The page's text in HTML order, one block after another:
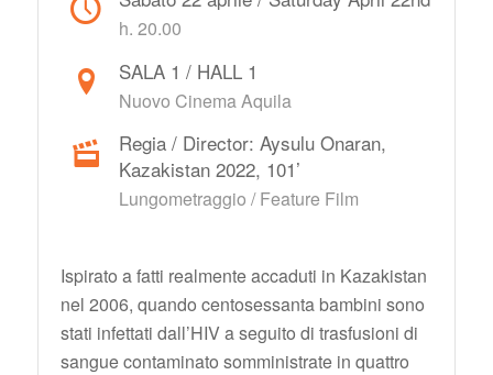
h. 20.00
SALA 1 / HALL 1
Nuovo Cinema Aquila
Regia / Director: Aysulu Onaran,
Kazakistan 2022, 101’
Lungometraggio / Feature Film
Ispirato a fatti realmente accaduti in Kazakistan
nel 2006, quando centosessanta bambini sono
stati infettati dall’HIV a seguito di trasfusioni di
sangue contaminato somministrate in quattro